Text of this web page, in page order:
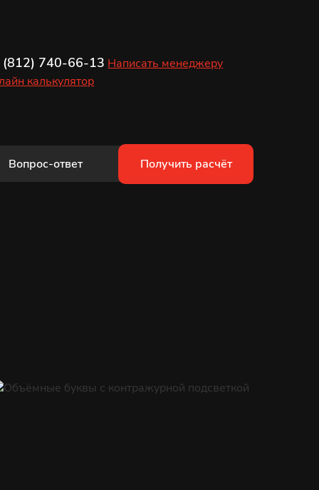
(812) 740-66-13 Написать менеджеру
калькулятор
Вопрос-ответ Получить расчёт